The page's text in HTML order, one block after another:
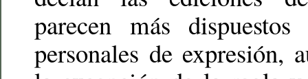
parecen más
personales de expresión,